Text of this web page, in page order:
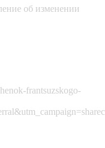
об изменении
frantsuzskogo-